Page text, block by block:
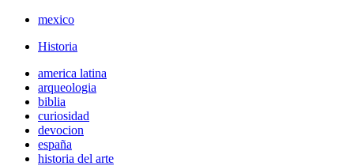
mexico
Historia
america latina
arqueologia
biblia
curiosidad
devocion
españa
historia del arte